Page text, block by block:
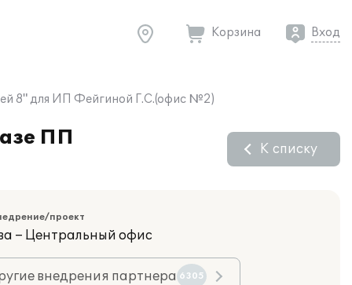
Корзина Вход
8" для ИП Фейгиной Г.С.(офис №2)
ПП
К списку
проект
– Центральный офис
внедрения партнера 6305